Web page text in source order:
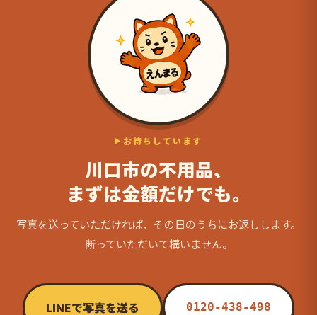
お待ちしています
川口市の不用品、
まずは金額だけでも。
写真を送っていただければ、その日のうちにお返しします。
断っていただいて構いません。
LINEで写真を送る 0120-438-498